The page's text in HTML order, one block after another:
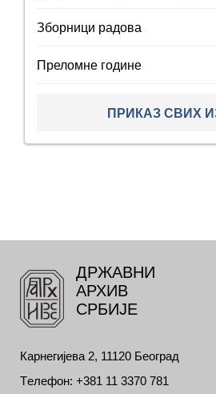
Зборници радова
Преломне године
ПРИКАЗ СВИХ
ДРЖАВНИ
АРХИВ
СРБИЈЕ
Карнегијева 2, 11120 Београд
Tелефон: +381 11 3370 781